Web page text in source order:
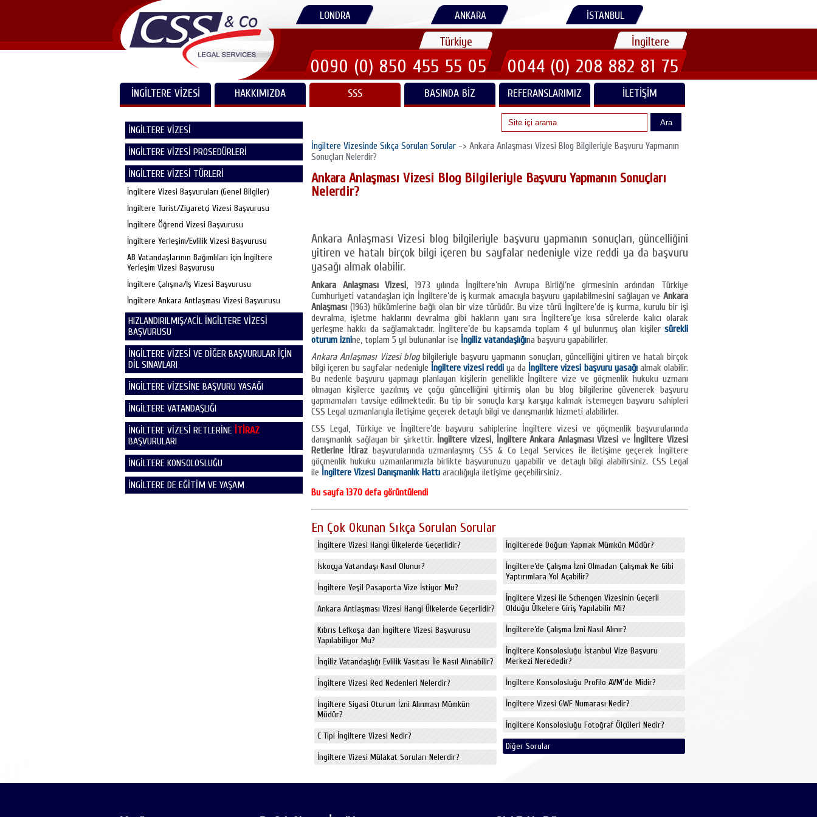
LONDRA ANKARA İSTANBUL
Türkiye
0090 (0) 850 455 55 05
İngiltere
0044 (0) 208 882 81 75
İNGİLTERE VİZESİ HAKKIMIZDA SSS BASINDA BIZ REFERANSLARIMIZ İLETIŞIM
Ara
İNGİLTERE VİZESİ
İNGİLTERE VİZESİ PROSEDÜRLERİ
İNGİLTERE VİZESİ TÜRLERİ
İngiltere Vizesi Başvuruları (Genel Bilgiler)
İngiltere Turist/Ziyaretçi Vizesi Başvurusu
İngiltere Öğrenci Vizesi Başvurusu
İngiltere Yerleşim/Evlilik Vizesi Başvurusu
AB Vatandaşlarının Bağımlıları için İngiltere
Yerleşim Vizesi Başvurusu
İngiltere Çalışma/İş Vizesi Başvurusu
İngiltere Ankara Antlaşması Vizesi Başvurusu
HIZLANDIRILMIŞ/ACİL İNGİLTERE VİZESİ
BAŞVURUSU
İNGİLTERE VİZESİ VE DİĞER BAŞVURULAR İÇİN
DİL SINAVLARI
İNGİLTERE VİZESİNE BAŞVURU YASAĞI
İNGİLTERE VATANDAŞLIĞI
İNGİLTERE VİZESİ RETLERİNE İTİRAZ
BAŞVURULARI
İNGİLTERE KONSOLOSLUĞU
İNGİLTERE DE EĞİTİM VE YAŞAM
İngiltere Vizesinde Sıkça Sorulan Sorular -> Ankara Anlaşması Vizesi Blog Bilgileriyle Başvuru Yapmanın
Sonuçları Nelerdir?
Ankara Anlaşması Vizesi Blog Bilgileriyle Başvuru Yapmanın Sonuçları
Nelerdir?
Ankara Anlaşması Vizesi blog bilgileriyle başvuru yapmanın sonuçları, güncelliğini
yitiren ve hatalı birçok bilgi içeren bu sayfalar nedeniyle vize reddi ya da başvuru
yasağı almak olabilir.
Ankara Anlaşması Vizesi, 1973 yılında İngiltere’nin Avrupa Birliği’ne girmesinin ardından Türkiye
Cumhuriyeti vatandaşları için İngiltere’de iş kurmak amacıyla başvuru yapılabilmesini sağlayan ve Ankara
Anlaşması (1963) hükümlerine bağlı olan bir vize türüdür. Bu vize türü İngiltere’de iş kurma, kurulu bir işi
devralma, işletme haklarını devralma gibi hakların yanı sıra İngiltere’ye kısa sürelerde kalıcı olarak
yerleşme hakkı da sağlamaktadır. İngiltere’de bu kapsamda toplam 4 yıl bulunmuş olan kişiler sürekli
oturum iznine, toplam 5 yıl bulunanlar ise İngiliz vatandaşlığına başvuru yapabilirler.
Ankara Anlaşması Vizesi blogbilgileriyle başvuru yapmanın sonuçları, güncelliğini yitiren ve hatalı birçok
bilgi içeren bu sayfalar nedeniyle İngiltere vizesi reddiya da İngiltere vizesi başvuru yasağıalmak olabilir.
Bu nedenle başvuru yapmayı planlayan kişilerin genellikle İngiltere vize ve göçmenlik hukuku uzmanı
olmayan kişilerce yazılmış ve çoğu güncelliğini yitirmiş olan bu blog bilgilerine güvenerek başvuru
yapmamaları tavsiye edilmektedir. Bu tip bir sonuçla karşı karşıya kalmak istemeyen başvuru sahipleri
CSS Legal uzmanlarıyla iletişime geçerek detaylı bilgi ve danışmanlık hizmeti alabilirler.
CSS Legal, Türkiye ve İngiltere’de başvuru sahiplerine İngiltere vizesi ve göçmenlik başvurularında
danışmanlık sağlayan bir şirkettir. İngiltere vizesi, İngiltere Ankara Anlaşması Vizesi ve İngiltere Vizesi
Retlerine İtirazbaşvurularında uzmanlaşmış CSS & Co Legal Services ile iletişime geçerek İngiltere
göçmenlik hukuku uzmanlarımızla birlikte başvurunuzu yapabilir ve detaylı bilgi alabilirsiniz. CSS Legal
ile İngiltere Vizesi Danışmanlık Hattı aracılığıyla iletişime geçebilirsiniz.
Bu sayfa 1370 defa görüntülendi
En Çok Okunan Sıkça Sorulan Sorular
İngiltere Vizesi Hangi Ülkelerde Geçerlidir?
İskoçya Vatandaşı Nasıl Olunur?
İngiltere Yeşil Pasaporta Vize İstiyor Mu?
Ankara Antlaşması Vizesi Hangi Ülkelerde Geçerlidir?
Kıbrıs Lefkoşa dan İngiltere Vizesi Başvurusu
Yapılabiliyor Mu?
İngiliz Vatandaşlığı Evlilik Vasıtası İle Nasıl Alınabilir?
İngiltere Vizesi Red Nedenleri Nelerdir?
İngiltere Siyasi Oturum İzni Alınması Mümkün
Müdür?
C Tipi İngiltere Vizesi Nedir?
İngiltere Vizesi Mülakat Soruları Nelerdir?
İngilterede Doğum Yapmak Mümkün Müdür?
İngiltere’de Çalışma İzni Olmadan Çalışmak Ne Gibi
Yaptırımlara Yol Açabilir?
İngiltere Vizesi ile Schengen Vizesinin Geçerli
Olduğu Ülkelere Giriş Yapılabilir Mi?
İngiltere’de Çalışma İzni Nasıl Alınır?
İngiltere Konsolosluğu İstanbul Vize Başvuru
Merkezi Nerededir?
İngiltere Konsolosluğu Profilo AVM'de Midir?
İngiltere Vizesi GWF Numarası Nedir?
İngiltere Konsolosluğu Fotoğraf Ölçüleri Nedir?
Diğer Sorular